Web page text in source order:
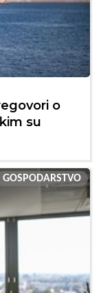
o
su
GOSPODARSTVO